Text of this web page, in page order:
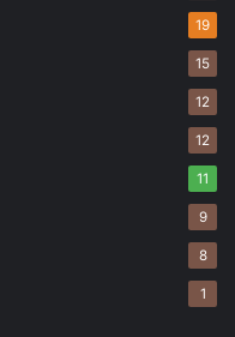
19
15
12
12
11
9
8
1